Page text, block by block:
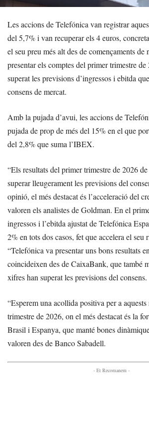
Les accions de Telefónica van registrar
del 5,7% i van recuperar els 4 euros,
el seu preu més alt des de començaments de
presentar els comptes del primer trimestre de
superat les previsions d’ingressos i ebitda
consens de mercat.
Amb la pujada d’avui, les accions de
pujada de prop de més del 15% en el que
del 2,8% que suma l’IBEX.
“Els resultats del primer trimestre de 2026
superar lleugerament les previsions del
opinió, el més destacat és l’acceleració del
valoren els analistes de Goldman. En el
ingressos i l’ebitda ajustat de Telefónica
2% en tots dos casos, fet que accelera el seu
“Telefónica va presentar uns bons resultats
coincideixen des de CaixaBank, que també
xifres han superat les previsions del consens.
“Esperem una acollida positiva per a
trimestre de 2026, on el més destacat és la
Brasil i Espanya, que manté bones
valoren des de Banco Sabadell.
- Et Recomanem -